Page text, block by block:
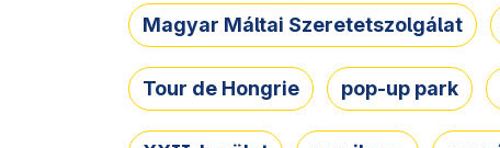
Magyar Máltai Szeretetszolgálat
Tour de Hongrie pop-up park